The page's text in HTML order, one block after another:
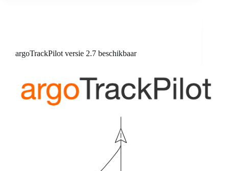
argoTrackPilot versie 2.7 beschikbaar